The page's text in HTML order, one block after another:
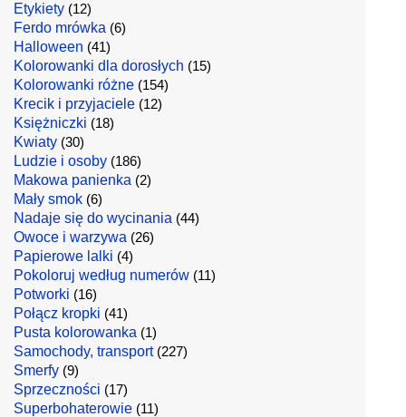
Etykiety (12)
Ferdo mrówka (6)
Halloween (41)
Kolorowanki dla dorosłych (15)
Kolorowanki różne (154)
Krecik i przyjaciele (12)
Księżniczki (18)
Kwiaty (30)
Ludzie i osoby (186)
Makowa panienka (2)
Mały smok (6)
Nadaje się do wycinania (44)
Owoce i warzywa (26)
Papierowe lalki (4)
Pokoloruj według numerów (11)
Potworki (16)
Połącz kropki (41)
Pusta kolorowanka (1)
Samochody, transport(227)
Smerfy (9)
Sprzeczności (17)
Superbohaterowie (11)